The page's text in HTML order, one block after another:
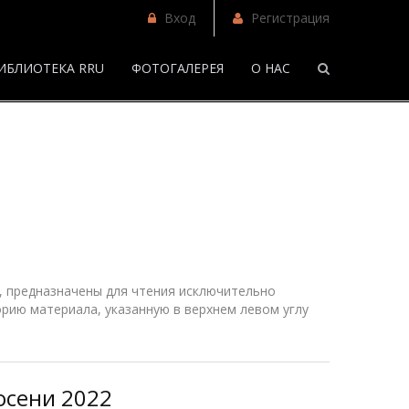
Вход Регистрация
RRU ФОТОГАЛЕРЕЯ О НАС
для чтения исключительно
материала, указанную в верхнем левом углу
2022